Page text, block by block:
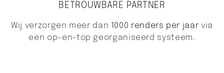
BETROUWBARE PARTNER
Wij verzorgen meer dan 1000 renders per jaar via
een op-en-top georganiseerd systeem.